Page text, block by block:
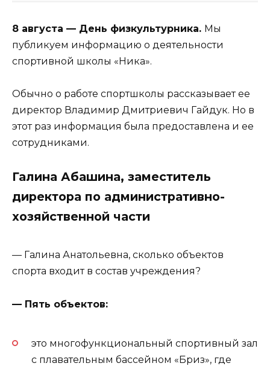
8 августа — День физкультурника. Мы
публикуем информацию о деятельности
спортивной школы «Ника».
Обычно о работе спортшколы рассказывает ее
директор Владимир Дмитриевич Гайдук. Но в
этот раз информация была предоставлена и ее
сотрудниками.
Галина Абашина, заместитель
директора по административно-
хозяйственной части
— Галина Анатольевна, сколько объектов
спорта входит в состав учреждения?
— Пять объектов:
это многофункциональный спортивный зал
с плавательным бассейном «Бриз», где